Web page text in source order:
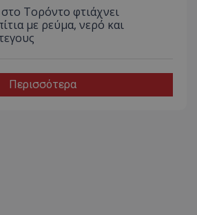
Τορόντο φτιάχνει
με ρεύμα, νερό και
Περισσότερα